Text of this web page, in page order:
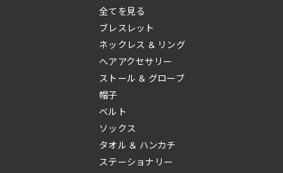
全てを見る
ブレスレット
ネックレス & リング
へアアクセサリー
ストール & グローブ
帽子
ベルト
ソックス
タオル & ハンカチ
ステーショナリー